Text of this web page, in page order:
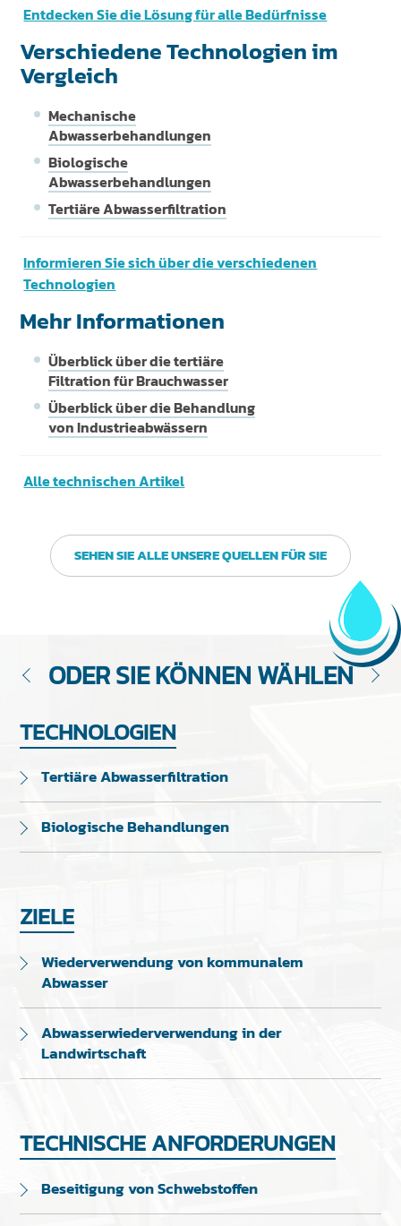
Entdecken Sie die Lösung für alle Bedürfnisse
Verschiedene Technologien im
Vergleich
Mechanische
Abwasserbehandlungen
Biologische
Abwasserbehandlungen
Tertiäre Abwasserfiltration
Informieren Sie sich über die verschiedenen
Technologien
Mehr Informationen
Überblick über die tertiäre
Filtration für Brauchwasser
Überblick über die Behandlung
von Industrieabwässern
Alle technischen Artikel
SEHEN SIE ALLE UNSERE QUELLEN FÜR SIE
ODER SIE KÖNNEN WÄHLEN
TECHNOLOGIEN
Tertiäre Abwasserfiltration
Biologische Behandlungen
ZIELE
Wiederverwendung von kommunalem
Abwasser
Abwasserwiederverwendung in der
Landwirtschaft
TECHNISCHE ANFORDERUNGEN
Beseitigung von Schwebstoffen